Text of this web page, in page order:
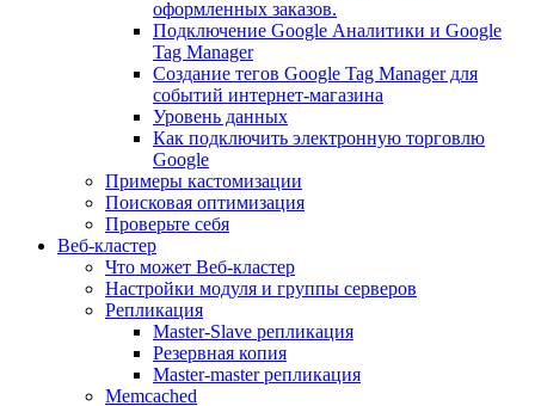
оформленных заказов.
Подключение Google Аналитики и Google
Tag Manager
Создание тегов Google Tag Manager для
событий интернет-магазина
Уровень данных
Как подключить электронную торговлю
Google
Примеры кастомизации
Поисковая оптимизация
Проверьте себя
Веб-кластер
Что может Веб-кластер
Настройки модуля и группы серверов
Репликация
Master-Slave репликация
Резервная копия
Master-master репликация
Memcached